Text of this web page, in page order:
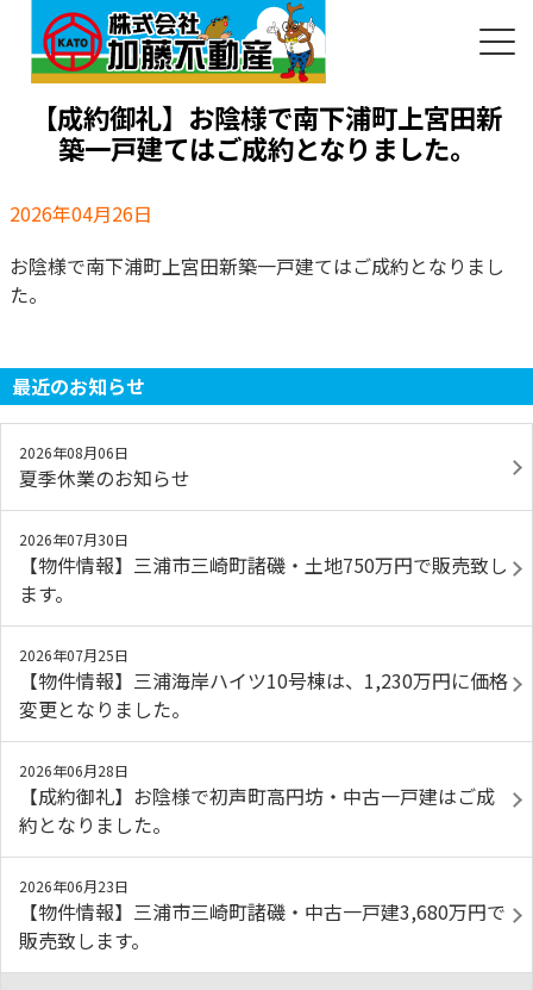
【成約御礼】お陰様で南下浦町上宮田新
築一戸建てはご成約となりました。
2026年04月26日
お陰様で南下浦町上宮田新築一戸建てはご成約となりまし
た。
最近のお知らせ
2026年08月06日
夏季休業のお知らせ
2026年07月30日
【物件情報】三浦市三崎町諸磯・土地750万円で販売致し
ます。
2026年07月25日
【物件情報】三浦海岸ハイツ10号棟は、1,230万円に価格
変更となりました。
2026年06月28日
【成約御礼】お陰様で初声町高円坊・中古一戸建はご成
約となりました。
2026年06月23日
【物件情報】三浦市三崎町諸磯・中古一戸建3,680万円で
販売致します。